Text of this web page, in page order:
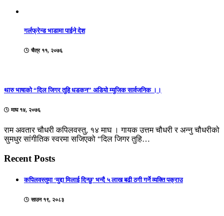
गर्लफ्रेन्ड भाडामा पाईने देश
चैत्र ११, २०७६
थारु भाषाको “दिल जिगर तुहि धडकन” अडियो म्युजिक सार्वजनिक ।।
माघ १४, २०७६
राम अवतार चौधरी कपिलवस्तु, १४ माघ । गायक उत्तम चौधरी र अन्नु चौधरीको
सुमधुर सांगीतिक स्वरमा सजिएको “दिल जिगर तुहि…
Recent Posts
कपिलवस्तुमा ‘मुद्दा मिलाई दिन्छु’ भन्दै ५ लाख बढी ठगी गर्ने व्यक्ति पक्राउ
साउन १९, २०८३